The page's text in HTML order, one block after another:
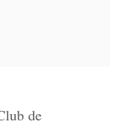
de